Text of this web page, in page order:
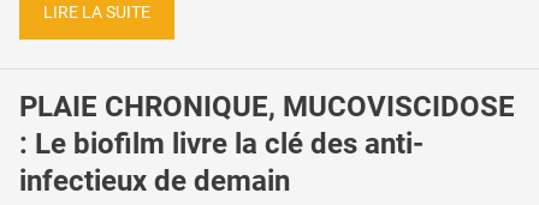
LIRE LA SUITE
PLAIE CHRONIQUE, MUCOVISCIDOSE
: Le biofilm livre la clé des anti-
infectieux de demain